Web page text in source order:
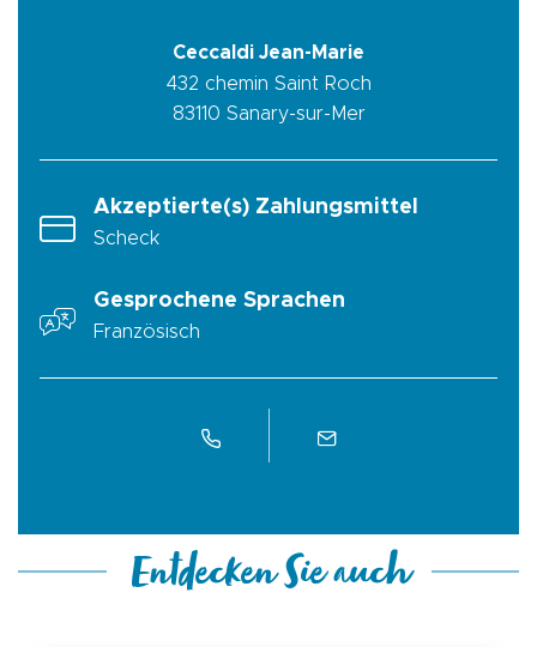
Ceccaldi Jean-Marie
432 chemin Saint Roch
83110 Sanary-sur-Mer
Akzeptierte(s) Zahlungsmittel
Scheck
Gesprochene Sprachen
Französisch
Entdecken Sie auch